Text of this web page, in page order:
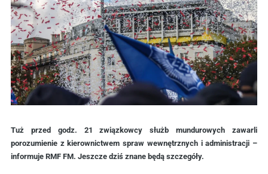
Tuż przed godz. 21 związkowcy służb mundurowych zawarli
porozumienie z kierownictwem spraw wewnętrznych i administracji –
informuje RMF FM. Jeszcze dziś znane będą szczegóły.